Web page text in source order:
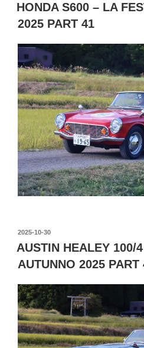
稿
日:
HONDA S600 – LA
2025 PART 41
投
稿
日:
2025-10-30
AUSTIN HEALEY 100/
AUTUNNO 2025 PART